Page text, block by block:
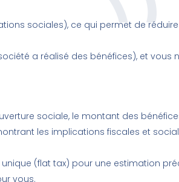
sociales), ce qui permet de
a réalisé des bénéfices), et vous
sociale, le montant des
les implications fiscales et
(flat tax) pour une estimation
vous.